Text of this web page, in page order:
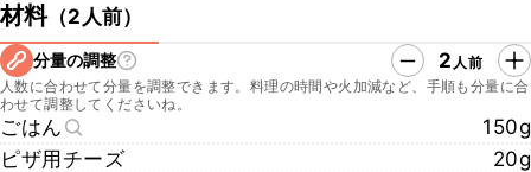
材料（2人前）
分量の調整 2 人前
人数に合わせて分量を調整できます。料理の時間や火加減など、手順も分量に合
わせて調整してくださいね。
ごはん
150g
ピザ用チーズ
20g